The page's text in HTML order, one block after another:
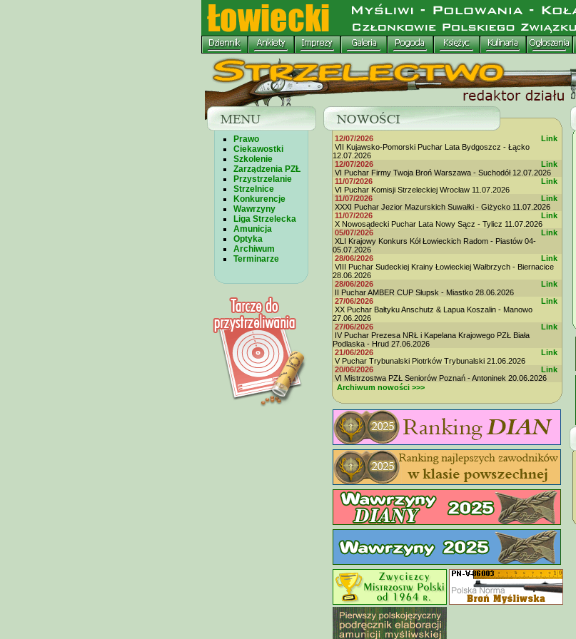
Prawo
Ciekawostki
Szkolenie
Zarządzenia PZŁ
Przystrzelanie
Strzelnice
Konkurencje
Wawrzyny
Liga Strzelecka
Amunicja
Optyka
Archiwum
Terminarze
12/07/2026
Link
VII Kujawsko-Pomorski Puchar Lata Bydgoszcz - Łącko
12.07.2026
12/07/2026
Link
VI Puchar Firmy Twoja Broń Warszawa - Suchodół 12.07.2026
11/07/2026
Link
VI Puchar Komisji Strzeleckiej Wrocław 11.07.2026
11/07/2026
Link
XXXI Puchar Jezior Mazurskich Suwałki - Giżycko 11.07.2026
11/07/2026
Link
X Nowosądecki Puchar Lata Nowy Sącz - Tylicz 11.07.2026
05/07/2026
Link
XLI Krajowy Konkurs Kół Łowieckich Radom - Piastów 04-
05.07.2026
28/06/2026
Link
VIII Puchar Sudeckiej Krainy Łowieckiej Wałbrzych - Biernacice
28.06.2026
28/06/2026
Link
II Puchar AMBER CUP Słupsk - Miastko 28.06.2026
27/06/2026
Link
XX Puchar Bałtyku Anschutz & Lapua Koszalin - Manowo
27.06.2026
27/06/2026
Link
IV Puchar Prezesa NRŁ i Kapelana Krajowego PZŁ Biała
Podlaska - Hrud 27.06.2026
21/06/2026
Link
V Puchar Trybunalski Piotrków Trybunalski 21.06.2026
20/06/2026
Link
VI Mistrzostwa PZŁ Seniorów Poznań - Antoninek 20.06.2026
Archiwum nowości >>>